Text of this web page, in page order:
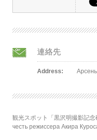
連絡先
Address:
観光スポット「黒沢明撮影記
честь режиссера Акира